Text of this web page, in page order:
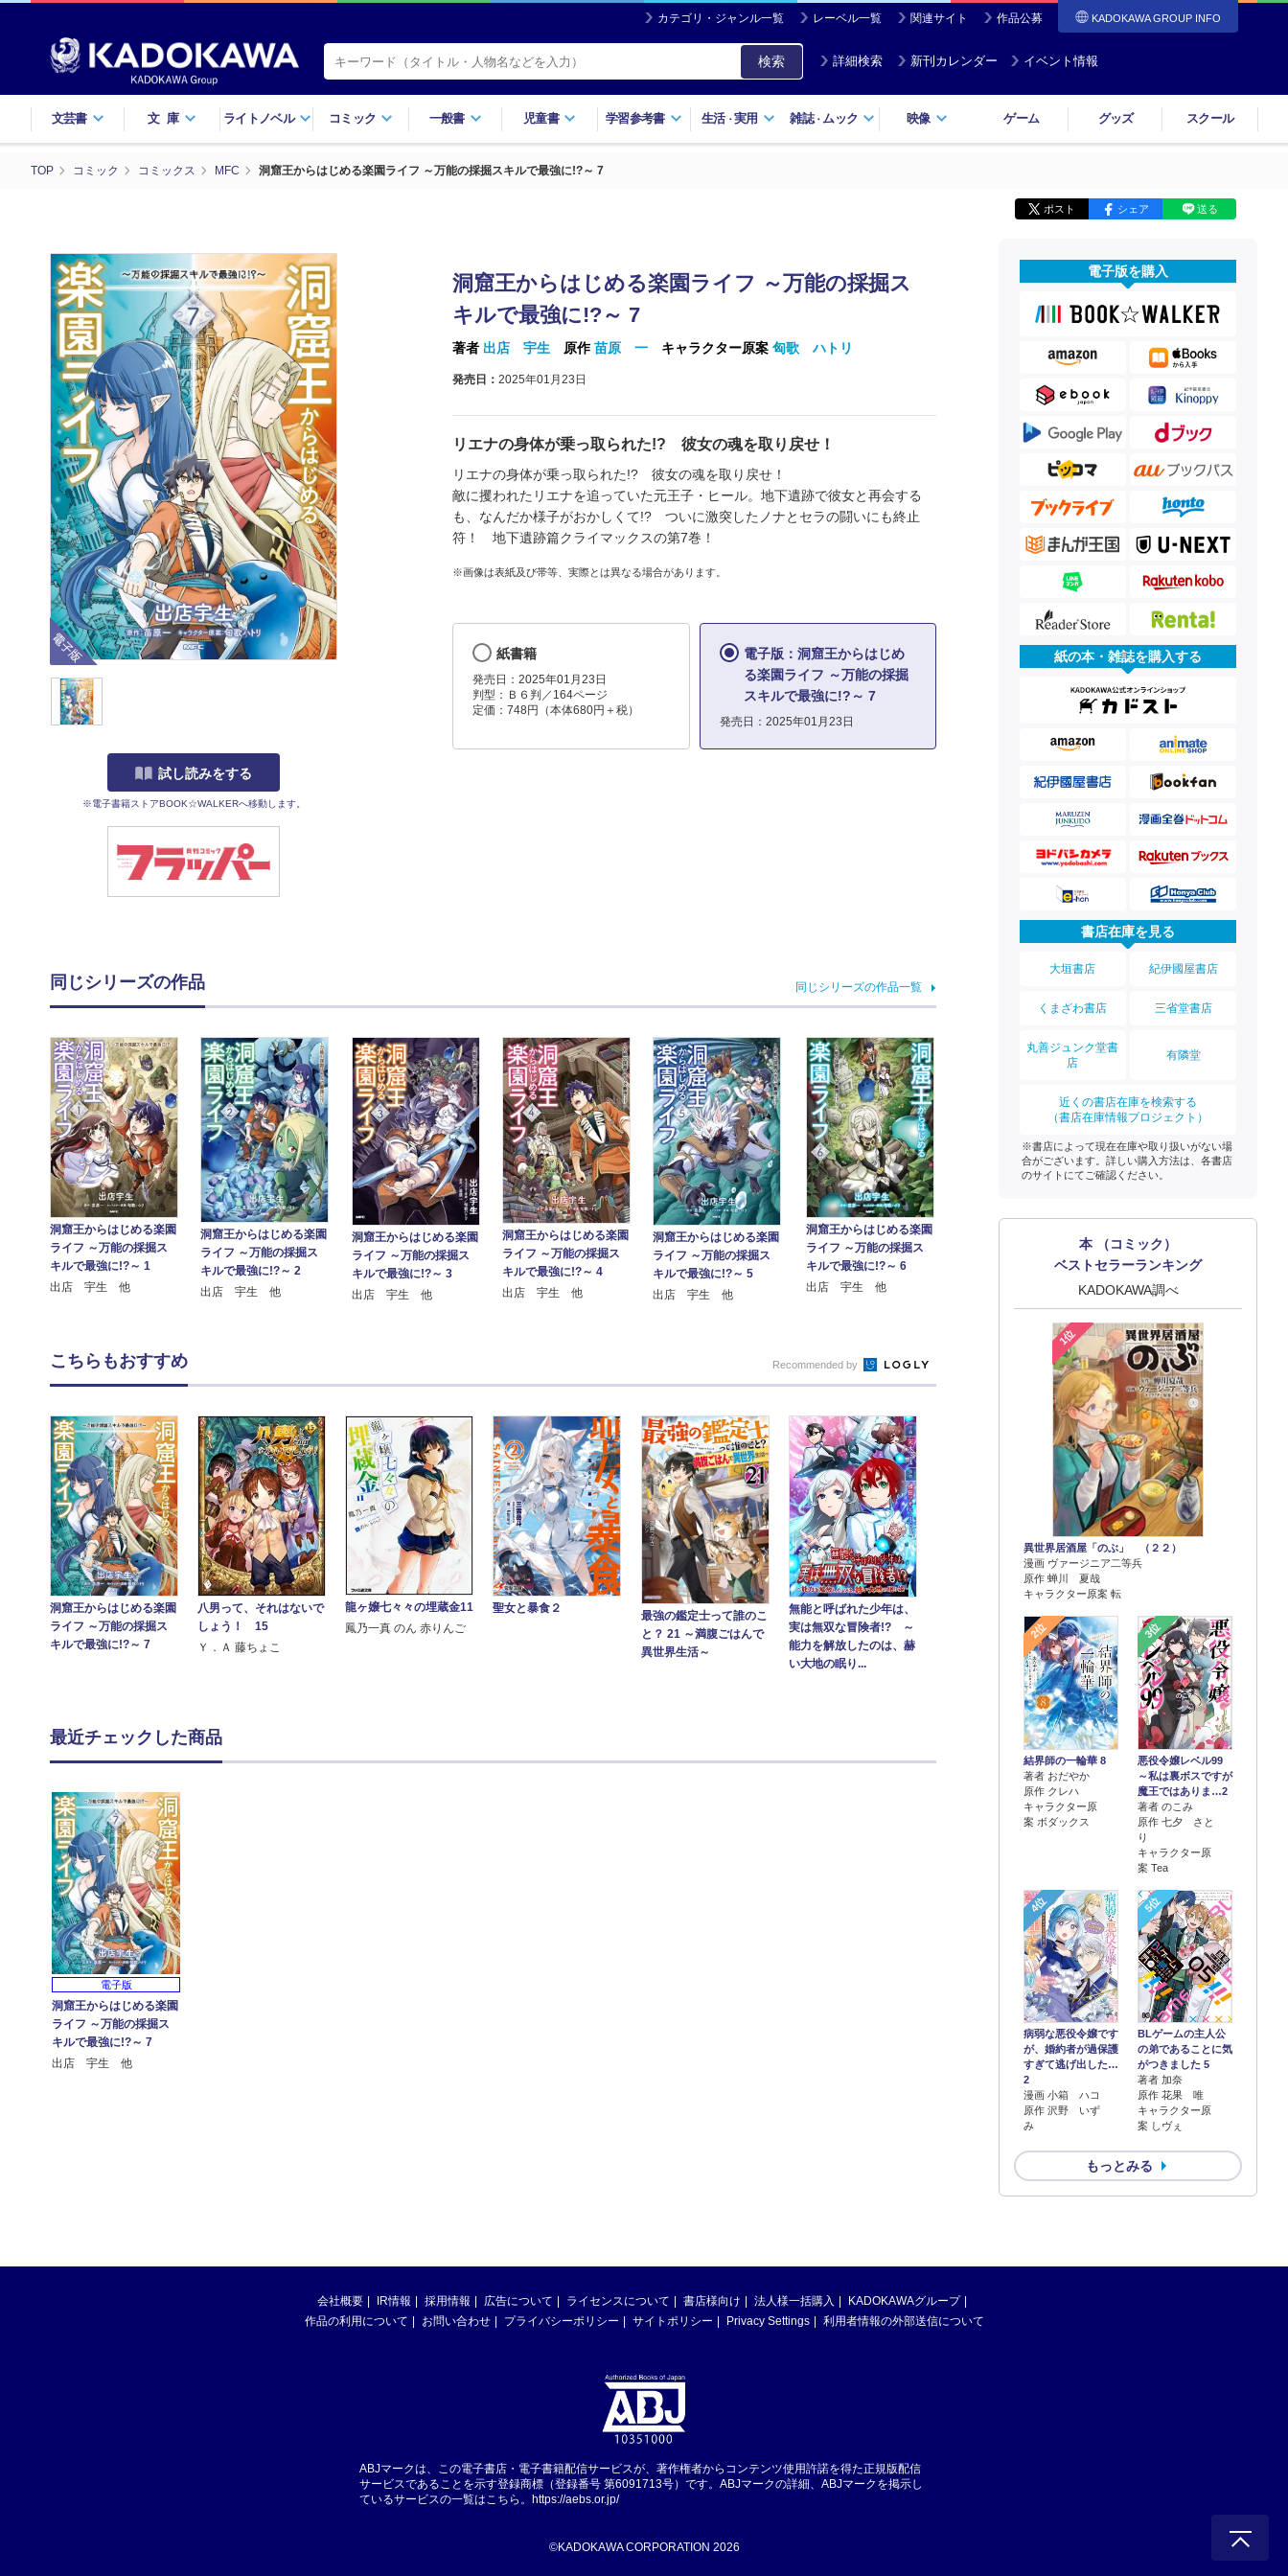
カテゴリ・ジャンル一覧 レーベル一覧 関連サイト 作品公募 KADOKAWA GROUP INFO
検索 詳細検索 新刊カレンダー イベント情報
文芸書 文庫 ライトノベル コミック 一般書 児童書 学習参考書 生活・実用 雑誌・ ムック 映像 ゲーム グッズ スクール
TOP コミック コミックス MFC 洞窟王からはじめる楽園ライフ ～万能の採掘スキルで最強に!?～ 7
ポスト シェア 送る
電子版
試し読みをする
※電子書籍ストアBOOK☆WALKERへ移動します。
洞窟王からはじめる楽園ライフ ～万能の採掘ス
キルで最強に!?～ 7
著者 出店 宇生 原作苗原 一 キャラクター原案 匈歌 ハトリ
発売日： 2025年01月23日
リエナの身体が乗っ取られた!? 彼女の魂を取り戻せ！
リエナの身体が乗っ取られた!? 彼女の魂を取り戻せ！
敵に攫われたリエナを追っていた元王子・ヒール。地下遺跡で彼女と再会する
も、なんだか様子がおかしくて!? ついに激突したノナとセラの闘いにも終止
符！ 地下遺跡篇クライマックスの第7巻！
※画像は表紙及び帯等、実際とは異なる場合があります。
紙書籍
発売日：2025年01月23日
判型：Ｂ６判／164ページ
定価：748円（本体680円＋税）
電子版：洞窟王からはじめ
る楽園ライフ ～万能の採掘
スキルで最強に!?～ 7
発売日：2025年01月23日
同じシリーズの作品 同じシリーズの作品一覧
洞窟王からはじめる楽園
ライフ ～万能の採掘ス
キルで最強に!?～ 1
出店 宇生 他
洞窟王からはじめる楽園
ライフ ～万能の採掘ス
キルで最強に!?～ 2
出店 宇生 他
洞窟王からはじめる楽園
ライフ ～万能の採掘ス
キルで最強に!?～ 3
出店 宇生 他
洞窟王からはじめる楽園
ライフ ～万能の採掘ス
キルで最強に!?～ 4
出店 宇生 他
洞窟王からはじめる楽園
ライフ ～万能の採掘ス
キルで最強に!?～ 5
出店 宇生 他
洞窟王からはじめる楽園
ライフ ～万能の採掘ス
キルで最強に!?～ 6
出店 宇生 他
電子版を購入
紙の本・雑誌を購入する
書店在庫を見る
大垣書店 紀伊國屋書店
くまざわ書店 三省堂書店
丸善ジュンク堂書
店
有隣堂
近くの書店在庫を検索する
（書店在庫情報プロジェクト）
※書店によって現在在庫や取り扱いがない場
合がございます。詳しい購入方法は、各書店
のサイトにてご確認ください。
本 （コミック）
ベストセラーランキング
KADOKAWA調べ
1位
異世界居酒屋「のぶ」 （２２）
漫画 ヴァージニア二等兵
原作 蝉川 夏哉
キャラクター原案 転
2位
結界師の一輪華 8
著者 おだやか
原作 クレハ
キャラクター原
案 ボダックス
3位
悪役令嬢レベル99
～私は裏ボスですが
魔王ではありま…2
著者 のこみ
原作 七夕 さと
り
キャラクター原
案 Tea
4位
病弱な悪役令嬢です
が、婚約者が過保護
すぎて逃げ出した…
2
漫画 小箱 ハコ
原作 沢野 いず
み
5位
BLゲームの主人公
の弟であることに気
がつきました 5
著者 加奈
原作 花果 唯
キャラクター原
案 しヴぇ
もっとみる
こちらもおすすめ Recommended by
洞窟王からはじめる楽園
ライフ ～万能の採掘ス
キルで最強に!?～ 7
八男って、それはないで
しょう！ 15
Ｙ．Ａ 藤ちょこ
龍ヶ嬢七々々の埋蔵金11
鳳乃一真 のん 赤りんご
聖女と暴食２
最強の鑑定士って誰のこ
と？ 21 ～満腹ごはんで
異世界生活～
無能と呼ばれた少年は、
実は無双な冒険者!? ～
能力を解放したのは、赫
い大地の眠り...
最近チェックした商品
電子版
洞窟王からはじめる楽園
ライフ ～万能の採掘ス
キルで最強に!?～ 7
出店 宇生 他
会社概要 IR情報 採用情報 広告について ライセンスについて 書店様向け 法人様一括購入
KADOKAWAグループ
作品の利用について
お問い合わせ プライバシーポリシー サイトポリシー Privacy Settings 利用者情報の外部送信について
ABJマークは、この電子書店・電子書籍配信サービスが、著作権者からコンテンツ使用許諾を得た正規版配信
サービスであることを示す登録商標（登録番号 第6091713号）です。ABJマークの詳細、ABJマークを掲示し
ているサービスの一覧はこちら。 https://aebs.or.jp/
©KADOKAWA CORPORATION 2026